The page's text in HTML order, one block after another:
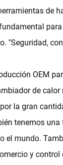
de
"Seguridad,
OEM
de
la gran
tenemos
el mundo.
y